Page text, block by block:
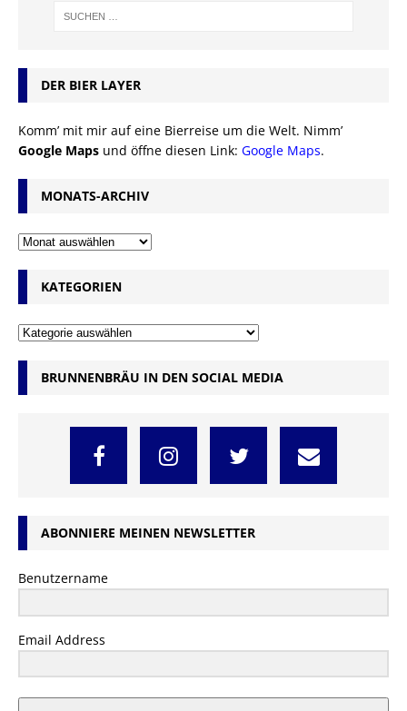
DER BIER LAYER
Komm’ mit mir auf eine Bierreise um die Welt. Nimm’
Google Maps und öffne diesen Link: Google Maps.
MONATS-ARCHIV
KATEGORIEN
BRUNNENBRÄU IN DEN SOCIAL MEDIA
ABONNIERE MEINEN NEWSLETTER
Benutzername
Email Address